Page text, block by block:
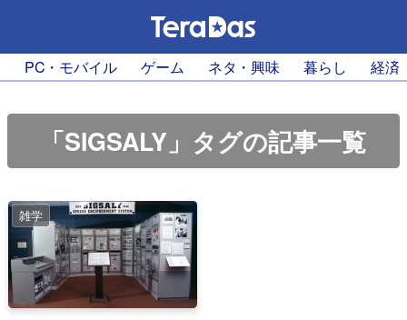
PC・モバイル ゲーム ネタ・興味 暮らし 経済
「SIGSALY」タグの記事一覧
雑学